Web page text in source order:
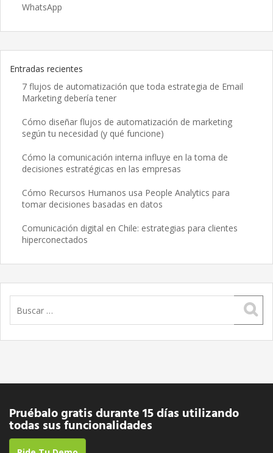
WhatsApp
Entradas recientes
7 flujos de automatización que toda estrategia de Email
Marketing debería tener
Cómo diseñar flujos de automatización de marketing
según tu necesidad (y qué funcione)
Cómo la comunicación interna influye en la toma de
decisiones estratégicas en las empresas
Cómo Recursos Humanos usa People Analytics para
tomar decisiones basadas en datos
Comunicación digital en Chile: estrategias para clientes
hiperconectados
Pruébalo gratis durante 15 días utilizando
todas sus funcionalidades